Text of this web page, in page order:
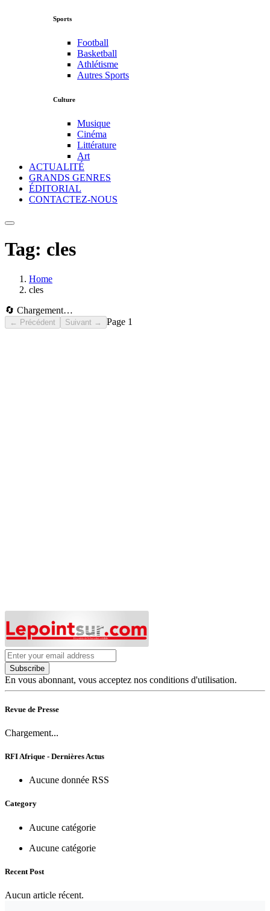
Sports
Football
Basketball
Athlétisme
Autres Sports
Culture
Musique
Cinéma
Littérature
Art
ACTUALITÉ
GRANDS GENRES
ÉDITORIAL
CONTACTEZ-NOUS
Tag: cles
Home
cles
🔄 Chargement…
← Précédent Suivant → Page 1
Subscribe
En vous abonnant, vous acceptez nos conditions d'utilisation.
Revue de Presse
Chargement...
RFI Afrique - Dernières Actus
Aucune donnée RSS
Category
Aucune catégorie
Aucune catégorie
Recent Post
Aucun article récent.